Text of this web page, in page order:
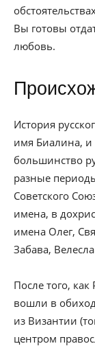
Вы готовы
любовь.
История
имя Биалина,
большинство
разные
Советского
имена, в
имена Олег,
Забава,
После того, как
вошли в
из Византии
центром